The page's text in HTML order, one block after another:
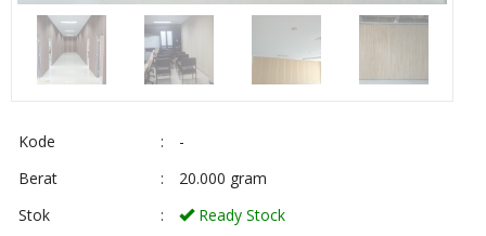
Kode :
-
Berat
:
20.000 gram
Stok
:
Ready Stock